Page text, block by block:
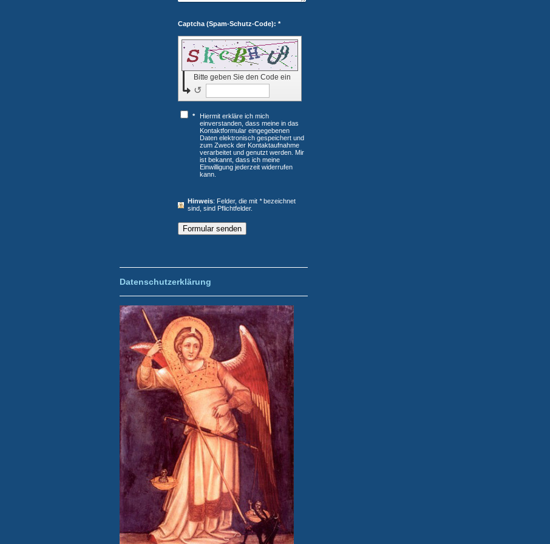
Captcha (Spam-Schutz-Code): *
Bitte geben Sie den Code ein
↺
*
Hiermit erkläre ich mich
einverstanden, dass meine in das
Kontaktformular eingegebenen
Daten elektronisch gespeichert und
zum Zweck der Kontaktaufnahme
verarbeitet und genutzt werden. Mir
ist bekannt, dass ich meine
Einwilligung jederzeit widerrufen
kann.
Hinweis : Felder, die mit*bezeichnet
sind, sind Pflichtfelder.
Datenschutzerklärung